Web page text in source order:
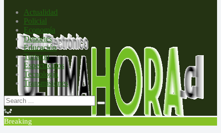
Actualidad
Policial
Economía
Deportes
Educación
Turismo
Espectáculos
Tecnología
Transmisiones
Breaking